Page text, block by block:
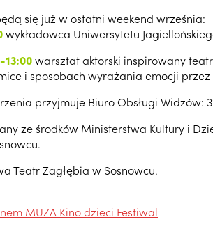
się już w ostatni weekend września:
wykładowca Uniwersytetu
13:00warsztat aktorski inspirowany
i sposobach wyrażania emocji przez
przyjmuje Biuro Obsługi Widzów:
ze środków Ministerstwa Kultury i
Teatr Zagłębia w Sosnowcu.